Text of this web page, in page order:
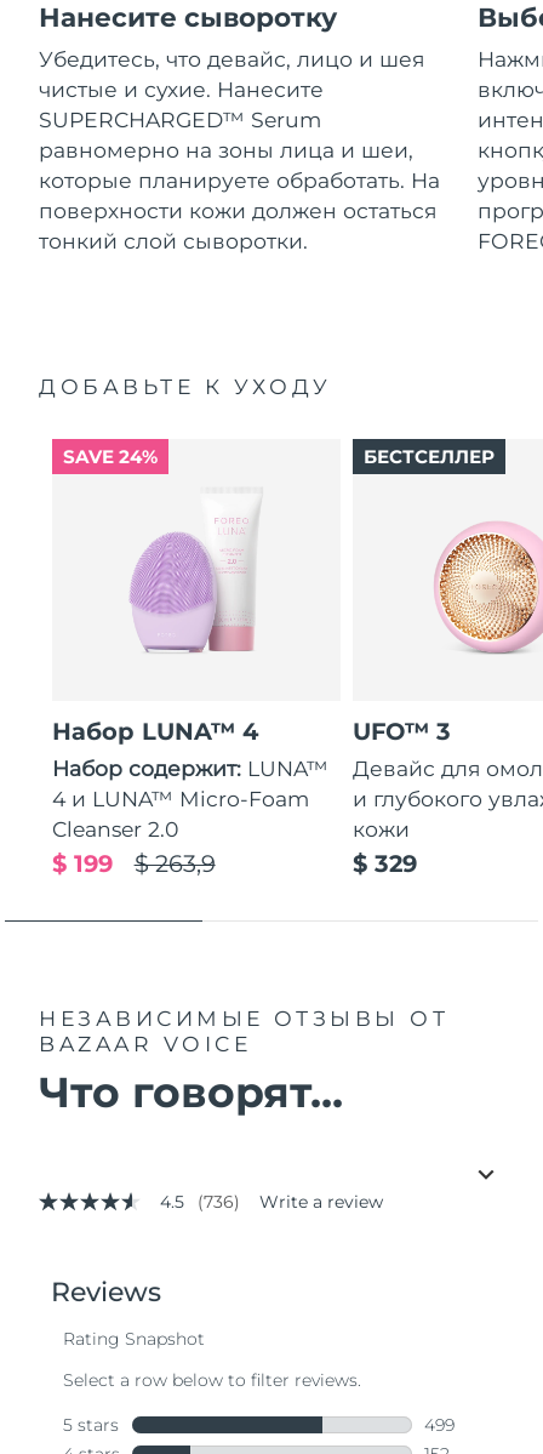
Нанесите сыворотку
Убедитесь, что девайс, лицо и шея
чистые и сухие. Нанесите
SUPERCHARGED™ Serum
равномерно на зоны лица и шеи,
которые планируете обработать. На
поверхности кожи должен остаться
тонкий слой сыворотки.
ДОБАВЬТЕ К УХОДУ
SAVE 24%
Набор LUNA™ 4
Набор содержит: LUNA™
4 и LUNA™ Micro-Foam
Cleanser 2.0
$ 263,9
$ 199
UFO™ 3
Девайс для
и глубокого
кожи
$ 329
БЕСТСЕЛЛЕР
НЕЗАВИСИМЫЕ ОТЗЫВЫ
ОТ
BAZAAR VOICE
Что говорят...
4.5
stars,
average
value.
736
Same
page
4.5 (736) Write a review